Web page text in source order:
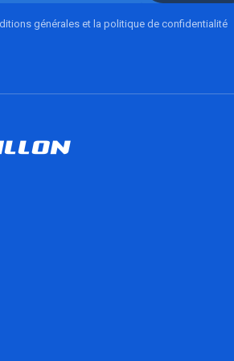
générales et la politique de confidentialité